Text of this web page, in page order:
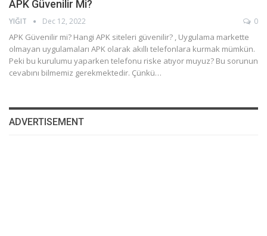
APK Güvenilir Mi?
YIĞIT Dec 12, 2022 0
APK Güvenilir mi? Hangi APK siteleri güvenilir? , Uygulama markette
olmayan uygulamaları APK olarak akıllı telefonlara kurmak mümkün.
Peki bu kurulumu yaparken telefonu riske atıyor muyuz? Bu sorunun
cevabını bilmemiz gerekmektedir. Çünkü…
ADVERTISEMENT